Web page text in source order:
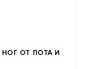
ОТ ПОТА И